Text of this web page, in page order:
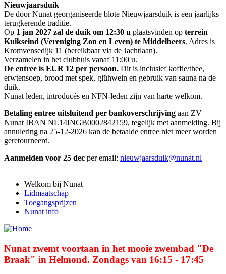
Nieuwjaarsduik
De door Nunat georganiseerde blote Nieuwjaarsduik is een jaarlijks
terugkerende traditie.
Op 1 jan 2027 zal de duik om 12:30 u plaatsvinden op terrein
Kuikseind (Vereniging Zon en Leven) te Middelbeers. Adres is
Kromvensedijk 11 (bereikbaar via de Jachtlaan).
Verzamelen in het clubhuis vanaf 11:00 u.
De entree is EUR 12 per persoon. Dit is inclusief koffie/thee,
erwtensoep, brood met spek, glühwein en gebruik van sauna na de
duik.
Nunat leden, introducés en NFN-leden zijn van harte welkom.
Betaling entree uitsluitend per bankoverschrijving aan ZV
Nunat IBAN NL14INGB0002842159, tegelijk met aanmelding. Bij
annulering na 25-12-2026 kan de betaalde entree niet meer worden
geretourneerd.
Aanmelden voor 25 dec per email: nieuwjaarsduik@nunat.nl
Welkom bij Nunat
Lidmaatschap
Toegangsprijzen
Nunat info
Nunat zwemt voortaan in het mooie zwembad "De
Braak" in Helmond. Zondags van 16:15 - 17:45